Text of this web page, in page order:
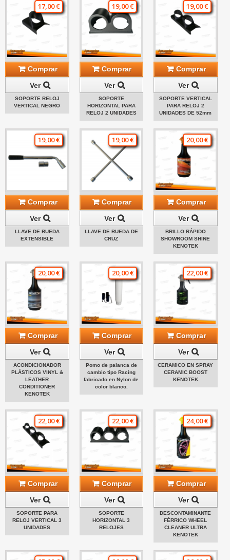
17,00 €
Comprar
Ver
SOPORTE RELOJ
VERTICAL NEGRO
19,00 €
Comprar
Ver
SOPORTE
HORIZONTAL PARA
RELOJ 2 UNIDADES
19,00 €
Comprar
Ver
SOPORTE VERTICAL
PARA RELOJ 2
UNIDADES DE 52mm
19,00 €
Comprar
Ver
LLAVE DE RUEDA
EXTENSIBLE
19,00 €
Comprar
Ver
LLAVE DE RUEDA DE
CRUZ
20,00 €
Comprar
Ver
BRILLO RÁPIDO
SHOWROOM SHINE
KENOTEK
20,00 €
Comprar
Ver
ACONDICIONADOR
PLÁSTICOS VINYL &
LEATHER
CONDITIONER
KENOTEK
20,00 €
Comprar
Ver
Pomo de palanca de
cambio tipo Racing
fabricado en Nylon de
color blanco.
22,00 €
Comprar
Ver
CERAMICO EN SPRAY
CERAMIC BOOST
KENOTEK
22,00 €
Comprar
Ver
SOPORTE PARA
RELOJ VERTICAL 3
UNIDADES
22,00 €
Comprar
Ver
SOPORTE
HORIZONTAL 3
RELOJES
24,00 €
Comprar
Ver
DESCONTAMINANTE
FÉRRICO WHEEL
CLEANER ULTRA
KENOTEK